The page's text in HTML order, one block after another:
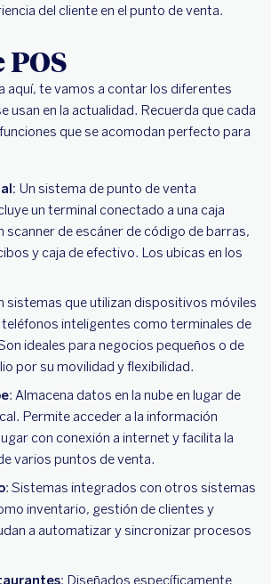
del cliente en el punto de venta.
aquí, te vamos a contar los diferentes
usan en la actualidad. Recuerda que cada
que se acomodan perfecto para
Un sistema de punto de venta
un terminal conectado a una caja
scanner de escáner de código de barras,
y caja de efectivo. Los ubicas en los
sistemas que utilizan dispositivos móviles
inteligentes como terminales de
ideales para negocios pequeños o de
por su movilidad y flexibilidad.
: Almacena datos en la nube en lugar de
Permite acceder a la información
con conexión a internet y facilita la
varios puntos de venta.
: Sistemas integrados con otros sistemas
inventario, gestión de clientes y
a automatizar y sincronizar procesos
: Diseñados específicamente